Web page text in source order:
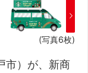
(写真6枚)
市）が、新商